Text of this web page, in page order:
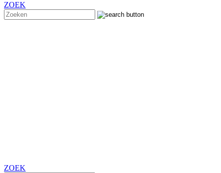
ZOEK
ZOEK